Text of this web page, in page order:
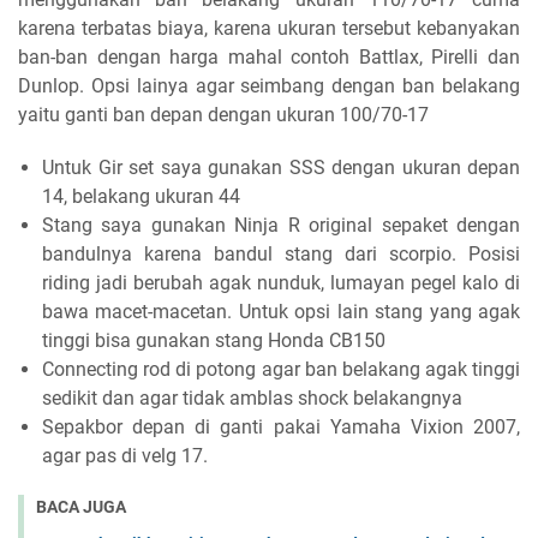
karena terbatas biaya, karena ukuran tersebut kebanyakan
ban-ban dengan harga mahal contoh Battlax, Pirelli dan
Dunlop. Opsi lainya agar seimbang dengan ban belakang
yaitu ganti ban depan dengan ukuran 100/70-17
Untuk Gir set saya gunakan SSS dengan ukuran depan
14, belakang ukuran 44
Stang saya gunakan Ninja R original sepaket dengan
bandulnya karena bandul stang dari scorpio. Posisi
riding jadi berubah agak nunduk, lumayan pegel kalo di
bawa macet-macetan. Untuk opsi lain stang yang agak
tinggi bisa gunakan stang Honda CB150
Connecting rod di potong agar ban belakang agak tinggi
sedikit dan agar tidak amblas shock belakangnya
Sepakbor depan di ganti pakai Yamaha Vixion 2007,
agar pas di velg 17.
BACA JUGA